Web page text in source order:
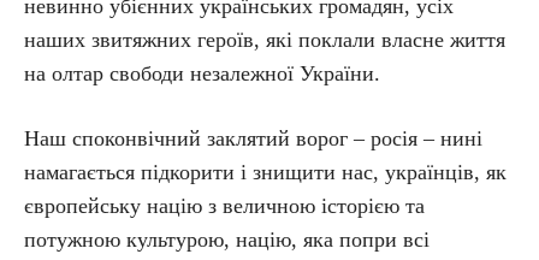
невинно убієнних українських громадян, усіх
наших звитяжних героїв, які поклали власне життя
на олтар свободи незалежної України.
Наш споконвічний заклятий ворог – росія – нині
намагається підкорити і знищити нас, українців, як
європейську націю з величною історією та
потужною культурою, націю, яка попри всі